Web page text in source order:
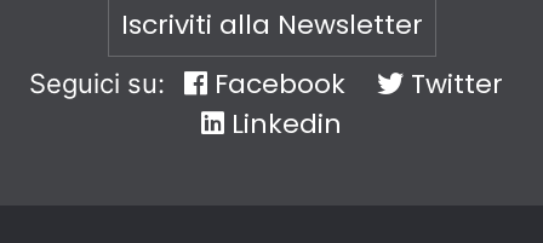
Iscriviti alla Newsletter
Seguici su: Facebook
Twitter
Linkedin